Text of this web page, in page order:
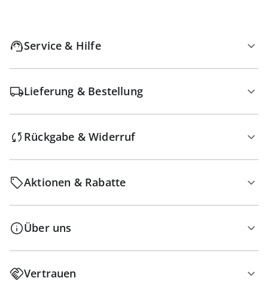
Service & Hilfe
Lieferung & Bestellung
Rückgabe & Widerruf
Aktionen & Rabatte
Über uns
Vertrauen